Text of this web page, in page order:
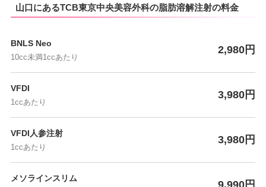
山口にあるTCB東京中央美容外科の脂肪溶解注射の料金
BNLS Neo
10cc未満1ccあたり
2,980円
VFDI
1ccあたり
3,980円
VFDI人参注射
1ccあたり
3,980円
メソラインスリム